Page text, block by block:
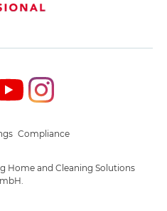
Home and Cleaning Solutions
Compliance